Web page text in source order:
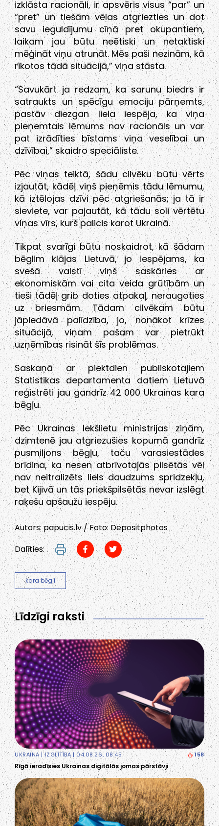
izklāsta racionāli, ir apsvēris visus “par” un
“pret” un tiešām vēlas atgriezties un dot
savu ieguldījumu cīņā pret okupantiem,
laikam jau būtu neētiski un netaktiski
mēģināt viņu atrunāt. Mēs paši nezinām, kā
rīkotos tādā situācijā,” viņa stāsta.
“Savukārt ja redzam, ka sarunu biedrs ir
satraukts un spēcīgu emociju pārņemts,
pastāv diezgan liela iespēja, ka viņa
pieņemtais lēmums nav racionāls un var
pat izrādīties bīstams viņa veselībai un
dzīvībai,” skaidro speciāliste.
Pēc viņas teiktā, šādu cilvēku būtu vērts
izjautāt, kādēļ viņš pieņēmis tādu lēmumu,
kā iztēlojas dzīvi pēc atgriešanās; ja tā ir
sieviete, var pajautāt, kā tādu soli vērtētu
viņas vīrs, kurš palicis karot Ukrainā.
Tikpat svarīgi būtu noskaidrot, kā šādam
bēglim klājas Lietuvā, jo iespējams, ka
svešā valstī viņš saskāries ar
ekonomiskām vai cita veida grūtībām un
tieši tādēļ grib doties atpakaļ, neraugoties
uz briesmām. Tādam cilvēkam būtu
jāpiedāvā palīdzība, jo, nonākot krīzes
situācijā, viņam pašam var pietrūkt
uzņēmības risināt šīs problēmas.
Saskaņā ar piektdien publiskotajiem
Statistikas departamenta datiem Lietuvā
reģistrēti jau gandrīz 42 000 Ukrainas kara
bēgļu.
Pēc Ukrainas Iekšlietu ministrijas ziņām,
dzimtenē jau atgriezušies kopumā gandrīz
pusmiljons bēgļu, taču varasiestādes
brīdina, ka nesen atbrīvotajās pilsētās vēl
nav neitralizēts liels daudzums spridzekļu,
bet Kijivā un tās priekšpilsētās nevar izslēgt
raķešu apšaužu iespēju.
Autors: papucis.lv / Foto: Depositphotos
Dalīties:
kara bēgļi
Līdzīgi raksti
UKRAINA |IZGLĪTĪBA | 04.08.26, 08:45 158
Rīgā ieradīsies Ukrainas digitālās jomas pārstāvji